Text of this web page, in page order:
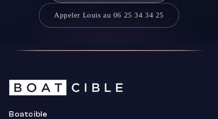
Appeler Louis au 06 25 34 34 25
Boatcible